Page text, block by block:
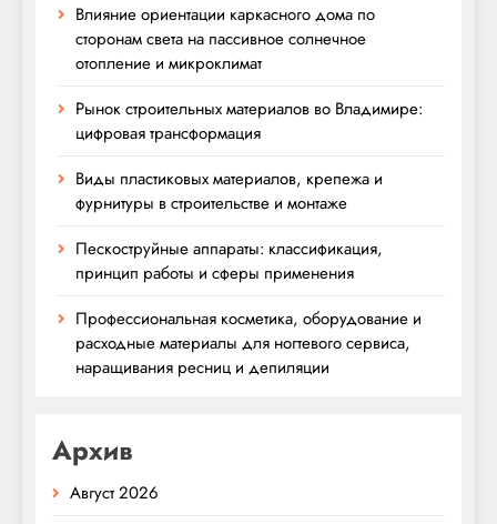
Влияние ориентации каркасного дома по
сторонам света на пассивное солнечное
отопление и микроклимат
Рынок строительных материалов во Владимире:
цифровая трансформация
Виды пластиковых материалов, крепежа и
фурнитуры в строительстве и монтаже
Пескоструйные аппараты: классификация,
принцип работы и сферы применения
Профессиональная косметика, оборудование и
расходные материалы для ногтевого сервиса,
наращивания ресниц и депиляции
Архив
Август 2026